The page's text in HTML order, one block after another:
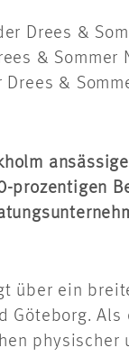
Drees &
&
&
prozentigen
über ein
Göteborg. Als